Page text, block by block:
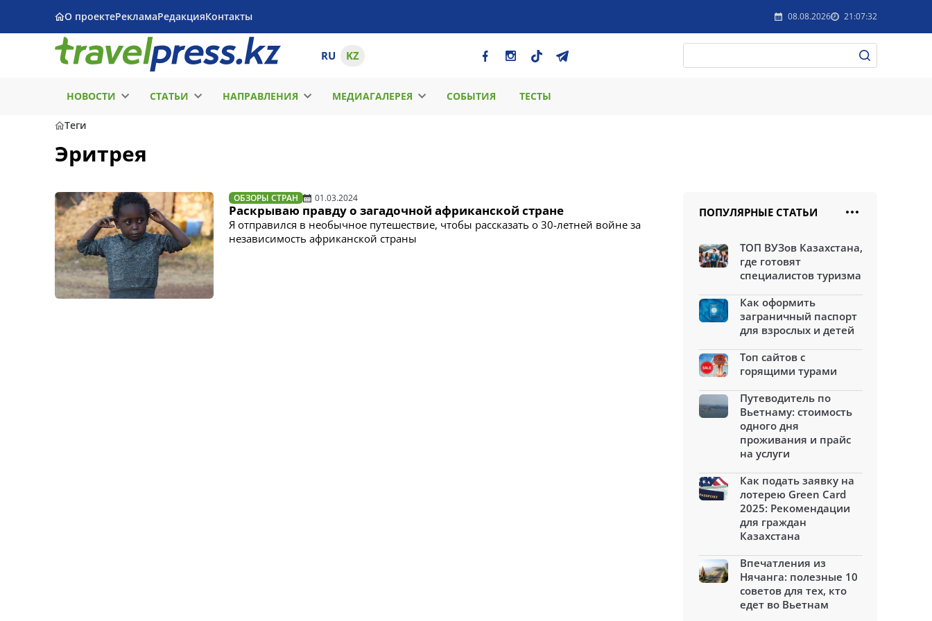
О проектеРекламаРедакцияКонтакты 08.08.2026 21:07:32
RU KZ
НОВОСТИ СТАТЬИ НАПРАВЛЕНИЯ МЕДИАГАЛЕРЕЯ СОБЫТИЯ ТЕСТЫ
Теги
Эритрея
ОБЗОРЫ СТРАН 01.03.2024
Раскрываю правду о загадочной африканской стране
Я отправился в необычное путешествие, чтобы рассказать о 30-летней войне за
независимость африканской страны
ПОПУЛЯРНЫЕ СТАТЬИ
ТОП ВУЗов Казахстана,
где готовят
специалистов туризма
Как оформить
заграничный паспорт
для взрослых и детей
Топ сайтов с
горящими турами
Путеводитель по
Вьетнаму: стоимость
одного дня
проживания и прайс
на услуги
Как подать заявку на
лотерею Green Card
2025: Рекомендации
для граждан
Казахстана
Впечатления из
Нячанга: полезные 10
советов для тех, кто
едет во Вьетнам